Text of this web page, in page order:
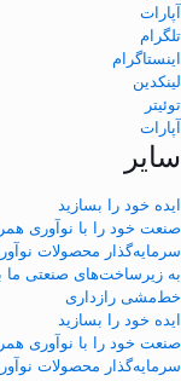
آپارات
تلگرام
اینستاگرام
لینکدین
توئیتر
آپارات
سایر
ایده خود را بسازید
صنعت خود را با نوآوری
سرمایه‌گذار محصولات
به زیرساخت‌های صنعتی ما
خط‌مشی رازداری
ایده خود را بسازید
صنعت خود را با نوآوری
سرمایه‌گذار محصولات